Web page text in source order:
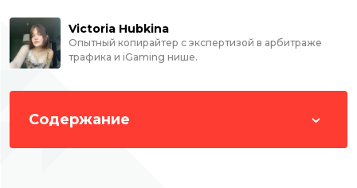
Victoria Hubkina
Опытный копирайтер с экспертизой в арбитраже
трафика и iGaming нише.
Содержание